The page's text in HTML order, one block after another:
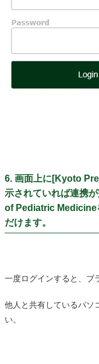
6. 画面上に[Kyoto
示されていれば連携
of Pediatric Medicine
だけます。
一度ログインすると、ブ
他人と共有しているパソ
い。